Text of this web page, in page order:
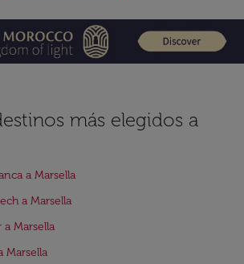
más elegidos a
a Marsella
a Marsella
Marsella
Marsella